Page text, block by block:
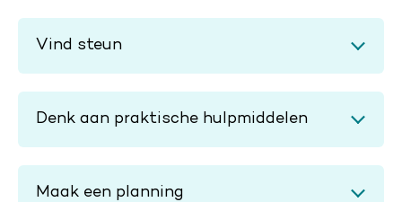
Vind steun
Denk aan praktische hulpmiddelen
Maak een planning